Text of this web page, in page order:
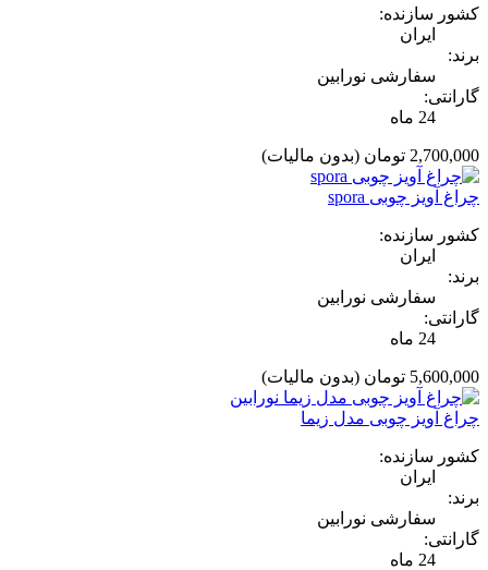
کشور سازنده:
ایران
برند:
سفارشی نورابین
گارانتی:
24 ماه
2,700,000 تومان (بدون مالیات)
چراغ آویز چوبی spora
کشور سازنده:
ایران
برند:
سفارشی نورابین
گارانتی:
24 ماه
5,600,000 تومان (بدون مالیات)
چراغ آویز چوبی مدل زیما
کشور سازنده:
ایران
برند:
سفارشی نورابین
گارانتی:
24 ماه